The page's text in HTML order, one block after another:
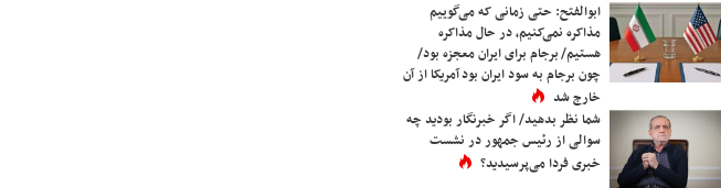
ابوالفتح: حتی زمانی که می‌گوییم
مذاکره نمی‌کنیم، در حال مذاکره
هستیم/ برجام برای ایران معجزه بود/
چون برجام به سود ایران بود آمریکا از آن
خارج شد
شما نظر بدهید/ اگر خبرنگار بودید چه
سوالی از رئیس جمهور در نشست
خبری فردا می‌پرسیدید؟